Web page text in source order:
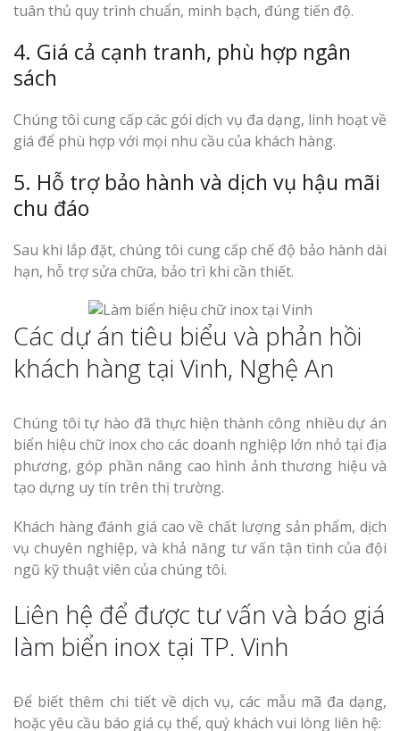
tuân thủ quy trình chuẩn, minh bạch, đúng tiến độ.
4. Giá cả cạnh tranh, phù hợp ngân
sách
Chúng tôi cung cấp các gói dịch vụ đa dạng, linh hoạt về
giá để phù hợp với mọi nhu cầu của khách hàng.
5. Hỗ trợ bảo hành và dịch vụ hậu mãi
chu đáo
Sau khi lắp đặt, chúng tôi cung cấp chế độ bảo hành dài
hạn, hỗ trợ sửa chữa, bảo trì khi cần thiết.
Các dự án tiêu biểu và phản hồi
khách hàng tại Vinh, Nghệ An
Chúng tôi tự hào đã thực hiện thành công nhiều dự án
biển hiệu chữ inox cho các doanh nghiệp lớn nhỏ tại địa
phương, góp phần nâng cao hình ảnh thương hiệu và
tạo dựng uy tín trên thị trường.
Khách hàng đánh giá cao về chất lượng sản phẩm, dịch
vụ chuyên nghiệp, và khả năng tư vấn tận tình của đội
ngũ kỹ thuật viên của chúng tôi.
Liên hệ để được tư vấn và báo giá
làm biển inox tại TP. Vinh
Để biết thêm chi tiết về dịch vụ, các mẫu mã đa dạng,
hoặc yêu cầu báo giá cụ thể, quý khách vui lòng liên hệ: